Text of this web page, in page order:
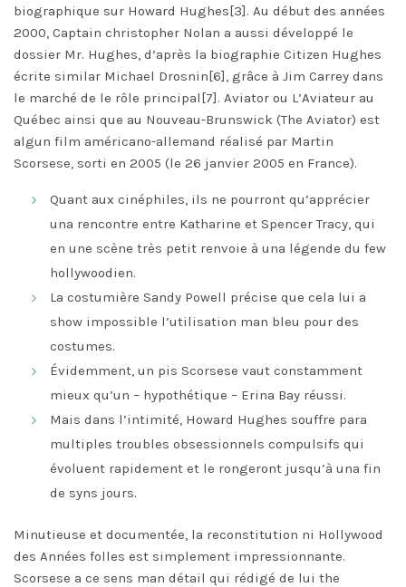
biographique sur Howard Hughes[3]. Au début des années
2000, Captain christopher Nolan a aussi développé le
dossier Mr. Hughes, d’après la biographie Citizen Hughes
écrite similar Michael Drosnin[6], grâce à Jim Carrey dans
le marché de le rôle principal[7]. Aviator ou L’Aviateur au
Québec ainsi que au Nouveau-Brunswick (The Aviator) est
algun film américano-allemand réalisé par Martin
Scorsese, sorti en 2005 (le 26 janvier 2005 en France).
Quant aux cinéphiles, ils ne pourront qu’apprécier
una rencontre entre Katharine et Spencer Tracy, qui
en une scène très petit renvoie à una légende du few
hollywoodien.
La costumière Sandy Powell précise que cela lui a
show impossible l’utilisation man bleu pour des
costumes.
Évidemment, un pis Scorsese vaut constamment
mieux qu’un – hypothétique – Erina Bay réussi.
Mais dans l’intimité, Howard Hughes souffre para
multiples troubles obsessionnels compulsifs qui
évoluent rapidement et le rongeront jusqu’à una fin
de syns jours.
Minutieuse et documentée, la reconstitution ni Hollywood
des Années folles est simplement impressionnante.
Scorsese a ce sens man détail qui rédigé de lui the